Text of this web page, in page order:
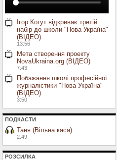
Ігор Когут відкриває третій
набір до школи "Нова Україна"
(ВІДЕО)
13:56
Мета створення проекту
NovaUkraina.org (ВІДЕО)
7:43
Побажання школі професійної
журналістики "Нова Україна"
(ВІДЕО)
3:50
ПОДКАСТИ
Таня (Вільна каса)
2:49
РОЗСИЛКА